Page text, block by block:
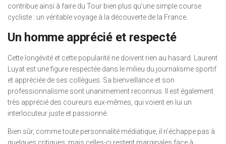
contribue ainsi à faire du Tour bien plus qu’une simple course
cycliste : un véritable voyage à la découverte de la France.
Un homme apprécié et respecté
Cette longévité et cette popularité ne doivent rien au hasard. Laurent
Luyat est une figure respectée dans le milieu du journalisme sportif
et appréciée de ses collègues. Sa bienveillance et son
professionnalisme sont unanimement reconnus. Il est également
très apprécié des coureurs eux-mêmes, qui voient en lui un
interlocuteur juste et passionné.
Bien sûr, comme toute personnalité médiatique, il n’échappe pas à